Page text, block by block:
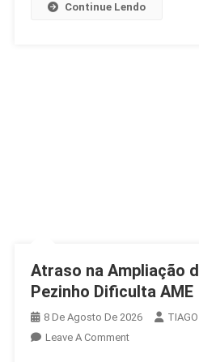
Continue Lendo
Atraso na Ampliação
Pezinho Dificulta AME
8 De Agosto De 2026
Leave A CommentOn